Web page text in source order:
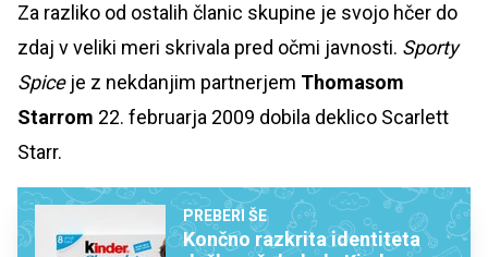
Za razliko od ostalih članic skupine je svojo hčer do
zdaj v veliki meri skrivala pred očmi javnosti. Sporty
Spiceje z nekdanjim partnerjem Thomasom
Starrom 22. februarja 2009 dobila deklico Scarlett
Starr.
PREBERI ŠE
Končno razkrita identiteta